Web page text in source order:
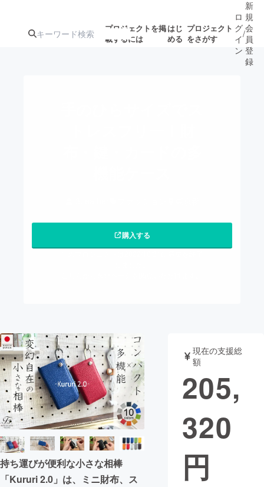
プロジェクトを掲
載するには
はじ
める
プロジェクト
をさがす
映像・映画 書籍・雑誌
CAMPFIREふるさと納税machi-ya
ロ
グ
イ
ン
/
新
規
会
員
登
録
購入する
持ち運びが便利な小さな相棒
「Kururi 2.0」は、ミニ財布、ス
現在の支援総
額
205,
320
円